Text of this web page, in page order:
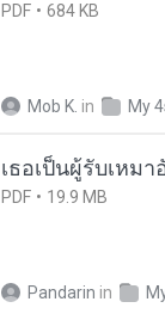
PDF 684 KB
Mob K. in My
เธอเป็นผู้รับเหม
PDF 19.9 MB
Pandarin in